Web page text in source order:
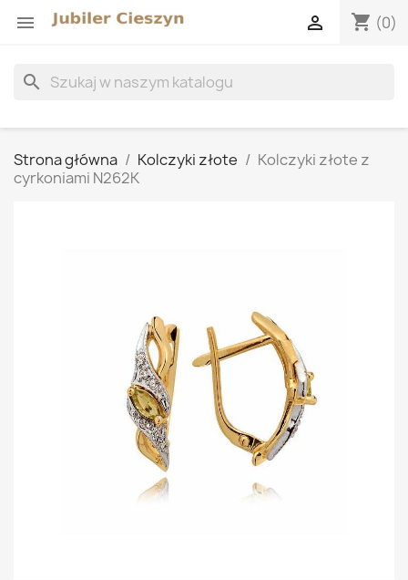
 shopping_cart (0)

search
Strona główna Kolczyki złote
Kolczyki złote z
cyrkoniami N262K